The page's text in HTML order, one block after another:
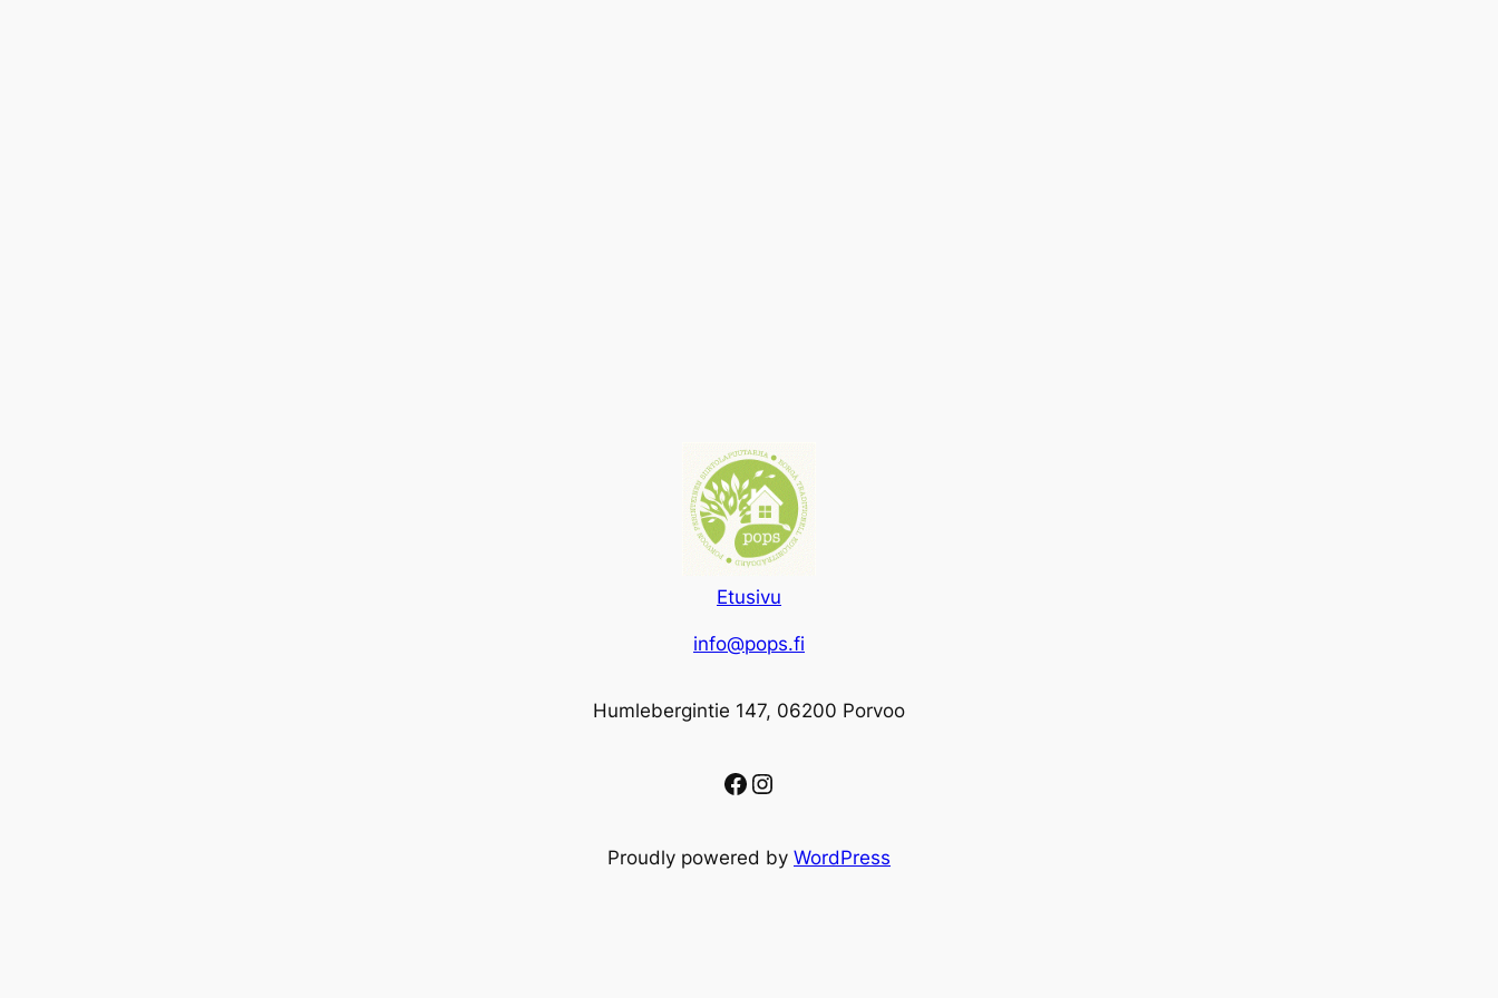
Etusivu
info@pops.fi
Humlebergintie 147, 06200 Porvoo
Facebook
Instagram
Proudly powered by WordPress